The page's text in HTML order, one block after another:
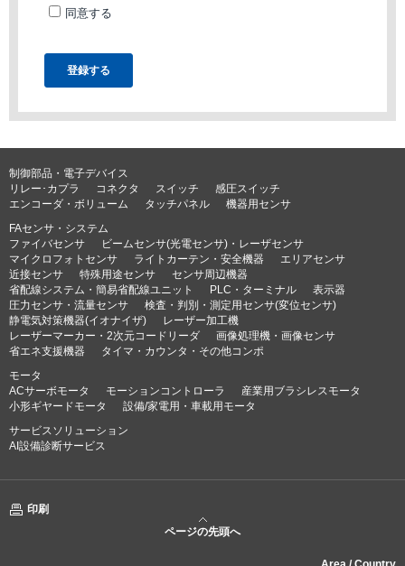
制御部品・電子デバイス
リレー･カプラ
コネクタ スイッチ
感圧スイッチ
エンコーダ・ボリューム
タッチパネル
機器用センサ
FAセンサ・システム
ファイバセンサ
ビームセンサ(光電センサ)・レーザセンサ
マイクロフォトセンサ
ライトカーテン・安全機器
エリアセンサ
近接センサ
特殊用途センサ
センサ周辺機器
省配線システム・簡易省配線ユニット
PLC・ターミナル
表示器
圧力センサ・流量センサ
検査・判別・測定用センサ(変位センサ)
静電気対策機器(イオナイザ)
レーザー加工機
レーザーマーカー・2次元コードリーダ
画像処理機・画像センサ
省エネ支援機器
タイマ・カウンタ・その他コンポ
モータ
ACサーボモータ
モーションコントローラ
産業用ブラシレスモータ
小形ギヤードモータ
設備/家電用・車載用モータ
サービスソリューション
AI設備診断サービス
印刷
ページの先頭へ